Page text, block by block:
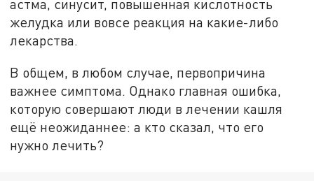
астма, синусит, повышенная кислотность
желудка или вовсе реакция на какие-либо
лекарства.
В общем, в любом случае, первопричина
важнее симптома. Однако главная ошибка,
которую совершают люди в лечении кашля
ещё неожиданнее: а кто сказал, что его
нужно лечить?